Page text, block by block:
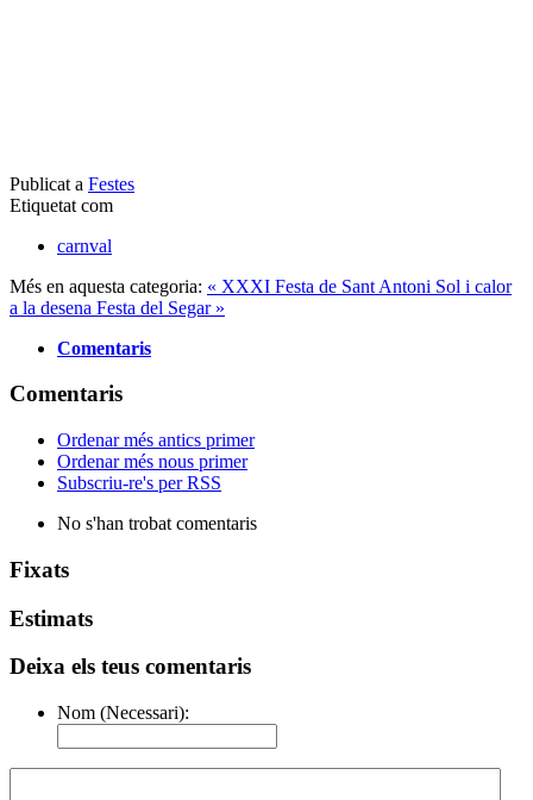
Publicat a Festes
Etiquetat com
carnval
Més en aquesta categoria: « XXXI Festa de Sant Antoni Sol i calor
a la desena Festa del Segar »
Comentaris
Comentaris
Ordenar més antics primer
Ordenar més nous primer
Subscriu-re's per RSS
No s'han trobat comentaris
Fixats
Estimats
Deixa els teus comentaris
Nom (Necessari):